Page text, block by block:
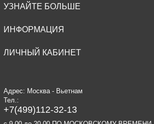
УЗНАЙТЕ БОЛЬШЕ
ИНФОРМАЦИЯ
ЛИЧНЫЙ КАБИНЕТ
Адрес: Москва - Вьетнам
Тел.:
+7(499)112-32-13